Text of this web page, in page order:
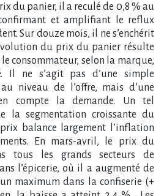
du panier, il a reculé de 0,8 % au
et amplifiant le reflux
Sur douze mois, il ne s’enchérit
du prix du panier résulte
consommateur, selon la marque,
Il ne s’agit pas d’une simple
niveau de l’offre, mais d’une
compte la demande. Un tel
la segmentation croissante du
balance largement l’inflation
En mars-avril, le prix du
tous les grands secteurs de
l’épicerie, où il a augmenté de
un maximum dans la confiserie (+